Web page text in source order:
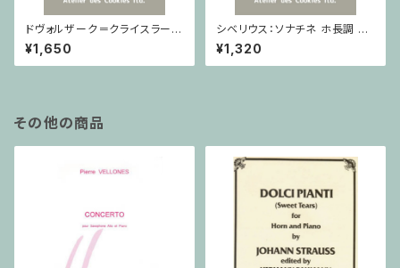
ドヴォルザーク＝クライスラー：
スラヴ幻想曲 ロ短調 from Op.
55-4, Op.75 / ヴァイオリンと
ピアノ
¥1,650
シベリウス：ソナチネ ホ長調 O
p.80 / ヴァイオリンとピアノ
¥1,320
その他の商品